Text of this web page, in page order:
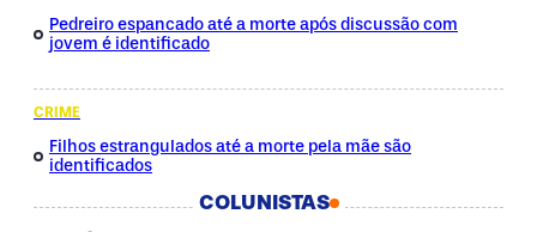
Pedreiro espancado até a morte após discussão com
jovem é identificado
CRIME
Filhos estrangulados até a morte pela mãe são
identificados
COLUNISTAS